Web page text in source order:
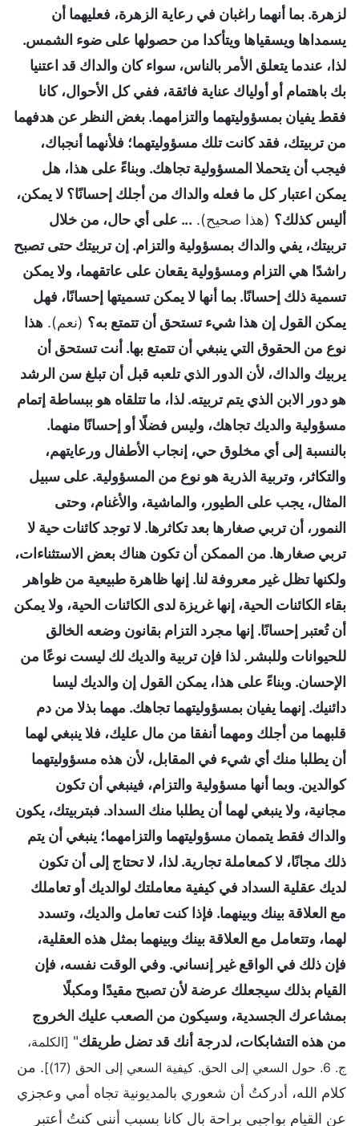
لزهرة. بما أنهما راغبان في رعاية الزهرة، فعليهما أن
يسمداها ويسقياها ويتأكدا من حصولها على ضوء الشمس.
لذا، عندما يتعلق الأمر بالناس، سواء كان والداك قد اعتنيا
بك باهتمام أو أولياك عناية فائقة، ففي كل الأحوال، كانا
فقط يفيان بمسؤوليتهما والتزامهما. بغض النظر عن هدفهما
من تربيتك، فقد كانت تلك مسؤوليتهما؛ فلأنهما أنجباك،
فيجب أن يتحملا المسؤولية تجاهك. وبناءً على هذا، هل
يمكن اعتبار كل ما فعله والداك من أجلك إحسانًا؟ لا يمكن،
أليس كذلك؟ (هذا صحيح). ... على أي حال، من خلال
تربيتك، يفي والداك بمسؤولية والتزام. إن تربيتك حتى تصبح
راشدًا هي التزام ومسؤولية يقعان على عاتقهما، ولا يمكن
تسمية ذلك إحسانًا. بما أنها لا يمكن تسميتها إحسانًا، فهل
يمكن القول إن هذا شيء تستحق أن تتمتع به؟ (نعم). هذا
نوع من الحقوق التي ينبغي أن تتمتع بها. أنت تستحق أن
يربيك والداك، لأن الدور الذي تلعبه قبل أن تبلغ سن الرشد
هو دور الابن الذي يتم تربيته. لذا، ما تتلقاه هو ببساطة إتمام
مسؤولية والديك تجاهك، وليس فضلًا أو إحسانًا منهما.
بالنسبة إلى أي مخلوق حي، إنجاب الأطفال ورعايتهم،
والتكاثر، وتربية الذرية هو نوع من المسؤولية. على سبيل
المثال، يجب على الطيور، والماشية، والأغنام، وحتى
النمور، أن تربي صغارها بعد تكاثرها. لا توجد كائنات حية لا
تربي صغارها. من الممكن أن تكون هناك بعض الاستثناءات،
ولكنها تظل غير معروفة لنا. إنها ظاهرة طبيعية من ظواهر
بقاء الكائنات الحية، إنها غريزة لدى الكائنات الحية، ولا يمكن
أن تُعتبر إحسانًا. إنها مجرد التزام بقانون وضعه الخالق
للحيوانات وللبشر. لذا فإن تربية والديك لك ليست نوعًا من
الإحسان. وبناءً على هذا، يمكن القول إن والديك ليسا
دائنيك. إنهما يفيان بمسؤوليتهما تجاهك. مهما بذلا من دم
قلبهما من أجلك ومهما أنفقا من مال عليك، فلا ينبغي لهما
أن يطلبا منك أي شيء في المقابل، لأن هذه مسؤوليتهما
كوالدين. وبما أنها مسؤولية والتزام، فينبغي أن تكون
مجانية، ولا ينبغي لهما أن يطلبا منك السداد. فبتربيتك، يكون
والداك فقط يتممان مسؤوليتهما والتزامهما؛ ينبغي أن يتم
ذلك مجانًا، لا كمعاملة تجارية. لذا، لا تحتاج إلى أن تكون
لديك عقلية السداد في كيفية معاملتك لوالديك أو تعاملك
مع العلاقة بينك وبينهما. فإذا كنت تعامل والديك، وتسدد
لهما، وتتعامل مع العلاقة بينك وبينهما بمثل هذه العقلية،
فإن ذلك في الواقع غير إنساني. وفي الوقت نفسه، فإن
القيام بذلك سيجعلك عرضة لأن تصبح مقيدًا ومكبلًا
بمشاعرك الجسدية، وسيكون من الصعب عليك الخروج
من هذه التشابكات، لدرجة أنك قد تضل طريقك" [الكلمة،
ج. 6. حول السعي إلى الحق. كيفية السعي إلى الحق (17)]
. من
كلام الله، أدركتُ أن شعوري بالمديونية تجاه أمي وعجزي
عن القيام بواجبي براحة بال كانا بسبب أنني كنتُ أعتبر